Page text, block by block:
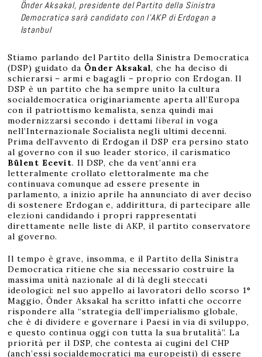
Önder Aksakal, presidente del Partito della Sinistra
Democratica sarà candidato con l’AKP di Erdogan a
Istanbul
Stiamo parlando del Partito della Sinistra Democratica
(DSP) guidato da Önder Aksakal, che ha deciso di
schierarsi – armi e bagagli – proprio con Erdogan. Il
DSP è un partito che ha sempre unito la cultura
socialdemocratica originariamente aperta all’Europa
con il patriottismo kemalista, senza quindi mai
modernizzarsi secondo i dettamiliberal in voga
nell’Internazionale Socialista negli ultimi decenni.
Prima dell’avvento di Erdogan il DSP era persino stato
al governo con il suo leader storico, il carismatico
Bülent Ecevit. Il DSP, che da vent’anni era
letteralmente crollato elettoralmente ma che
continuava comunque ad essere presente in
parlamento, a inizio aprile ha annunciato di aver deciso
di sostenere Erdogan e, addirittura, di partecipare alle
elezioni candidando i propri rappresentati
direttamente nelle liste di AKP, il partito conservatore
al governo.
Il tempo è grave, insomma, e il Partito della Sinistra
Democratica ritiene che sia necessario costruire la
massima unità nazionale al di là degli steccati
ideologici: nel suo appello ai lavoratori dello scorso 1°
Maggio, Önder Aksakal ha scritto infatti che occorre
rispondere alla “strategia dell’imperialismo globale,
che è di dividere e governare i Paesi in via di sviluppo,
e questo continua oggi con tutta la sua brutalità”. La
priorità per il DSP, che contesta ai cugini del CHP
(anch’essi socialdemocratici ma europeisti) di essere